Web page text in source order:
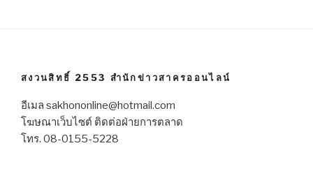
สงวนสิทธิ์ 2553 สำนักข่าวสาครออนไลน์
อีเมล sakhononline@hotmail.com
โฆษณาเว็บไซต์ ติดต่อฝ่ายการตลาด
โทร. 08-0155-5228